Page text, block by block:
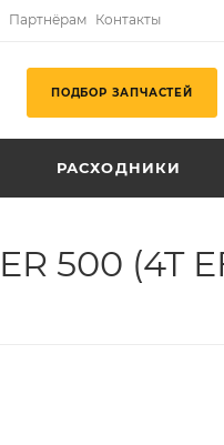
Партнёрам Контакты
ПОДБОР ЗАПЧАСТЕЙ
РАСХОДНИКИ
500 (4T